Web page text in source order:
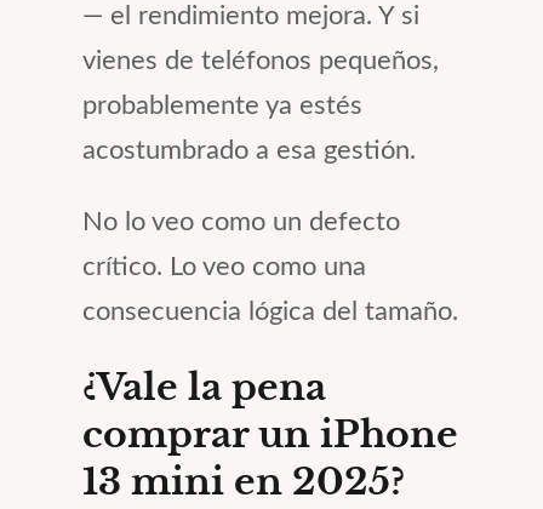
— el rendimiento mejora. Y si
vienes de teléfonos pequeños,
probablemente ya estés
acostumbrado a esa gestión.
No lo veo como un defecto
crítico. Lo veo como una
consecuencia lógica del tamaño.
¿Vale la pena
comprar un iPhone
13 mini en 2025?